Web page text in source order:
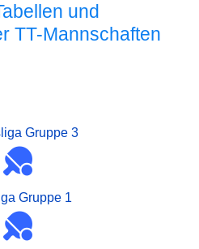
und
TT-Mannschaften
Gruppe 3
Gruppe 1